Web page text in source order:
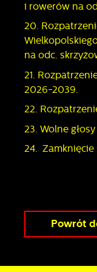
i rowerów na
20.
na odc.
21.
2026-2039.
22.
23. Wolne
24. Zamknięcie
Powrót